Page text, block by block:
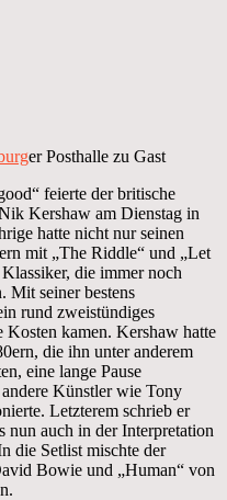
er Posthalle zu Gast
feierte der britische
Kershaw am Dienstag in
hatte nicht nur seinen
mit „The Riddle“ und „Let
die immer noch
Mit seiner bestens
rund zweistündiges
Kosten kamen. Kershaw hatte
die ihn unter anderem
eine lange Pause
Künstler wie Tony
Letzterem schrieb er
nun auch in der Interpretation
die Setlist mischte der
Bowie und „Human“ von